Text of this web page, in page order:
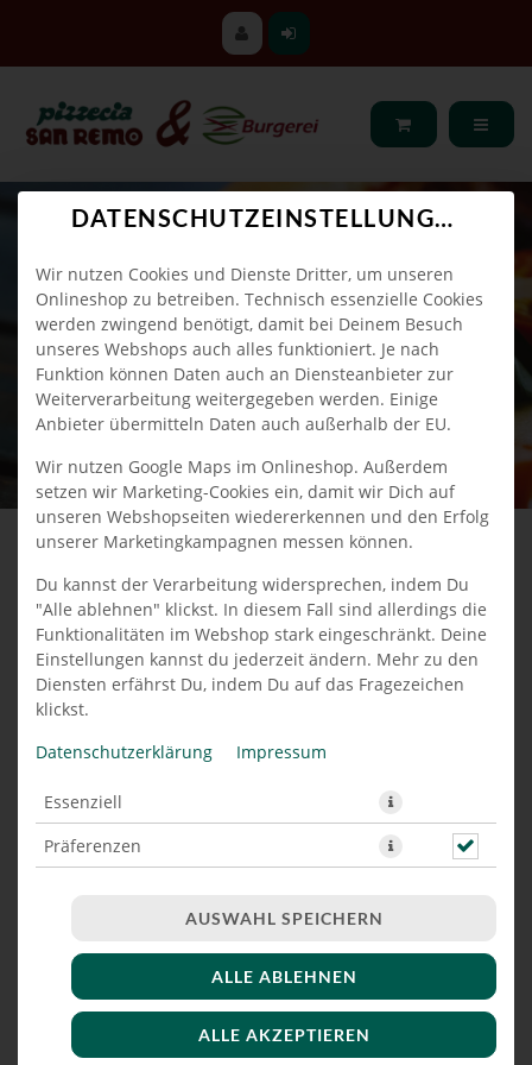
DATENSCHUTZEINSTELLUNGEN
Wir nutzen Cookies und Dienste Dritter, um unseren
Onlineshop zu betreiben. Technisch essenzielle Cookies
werden zwingend benötigt, damit bei Deinem Besuch
unseres Webshops auch alles funktioniert. Je nach
Funktion können Daten auch an Diensteanbieter zur
Weiterverarbeitung weitergegeben werden. Einige
Anbieter übermitteln Daten auch außerhalb der EU.
Wir nutzen Google Maps im Onlineshop. Außerdem
setzen wir Marketing-Cookies ein, damit wir Dich auf
unseren Webshopseiten wiedererkennen und den Erfolg
unserer Marketingkampagnen messen können.
Du kannst der Verarbeitung widersprechen, indem Du
"Alle ablehnen" klickst. In diesem Fall sind allerdings die
Funktionalitäten im Webshop stark eingeschränkt. Deine
Einstellungen kannst du jederzeit ändern. Mehr zu den
Diensten erfährst Du, indem Du auf das Fragezeichen
klickst.
Datenschutzerklärung
Impressum
Essenziell
Präferenzen
AUSWAHL SPEICHERN
ALLE ABLEHNEN
ALLE AKZEPTIEREN
PIZZA HOLLANDAISE 34 CM
mit Schinken, Brokkoli, Sauce Hollandaise